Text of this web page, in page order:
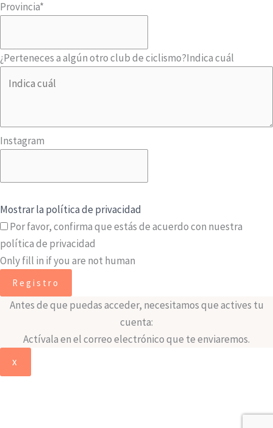
Provincia*
¿Perteneces a algún otro club de ciclismo?Indica cuál
Instagram
Mostrar la política de privacidad
Por favor, confirma que estás de acuerdo con nuestra
política de privacidad
Only fill in if you are not human
Antes de que puedas acceder, necesitamos que actives tu
cuenta:
Actívala en el correo electrónico que te enviaremos.
x